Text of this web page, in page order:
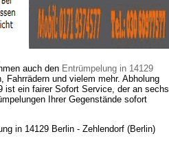
auch den Entrümpelung in 14129
Fahrrädern und vielem mehr. Abholung
ist ein fairer Sofort Service, der an sechs
Ihrer Gegenstände sofort
in 14129 Berlin - Zehlendorf (Berlin)